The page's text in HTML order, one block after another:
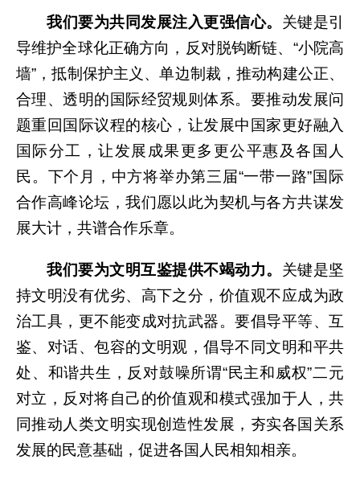
我们要为共同发展注入更强信心。 关键是引
导维护全球化正确方向，反对脱钩断链、“小院高
墙”，抵制保护主义、单边制裁，推动构建公正、
合理、透明的国际经贸规则体系。要推动发展问
题重回国际议程的核心，让发展中国家更好融入
国际分工，让发展成果更多更公平惠及各国人
民。下个月，中方将举办第三届“一带一路”国际
合作高峰论坛，我们愿以此为契机与各方共谋发
展大计，共谱合作乐章。
我们要为文明互鉴提供不竭动力。 关键是坚
持文明没有优劣、高下之分，价值观不应成为政
治工具，更不能变成对抗武器。要倡导平等、互
鉴、对话、包容的文明观，倡导不同文明和平共
处、和谐共生，反对鼓噪所谓“民主和威权”二元
对立，反对将自己的价值观和模式强加于人，共
同推动人类文明实现创造性发展，夯实各国关系
发展的民意基础，促进各国人民相知相亲。